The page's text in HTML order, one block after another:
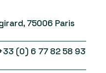
75006 Paris
(0) 6 77 82 58 93